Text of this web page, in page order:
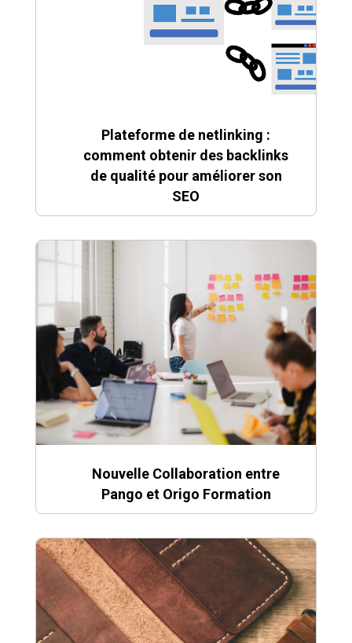
Plateforme de netlinking :
comment obtenir des backlinks
de qualité pour améliorer son
SEO
Nouvelle Collaboration entre
Pango et Origo Formation